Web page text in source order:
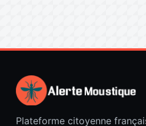
Plateforme citoyenne